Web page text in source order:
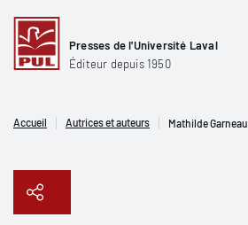
Presses de l'Université Laval
Éditeur depuis 1950
Accueil Autrices et auteurs Mathilde Garneau